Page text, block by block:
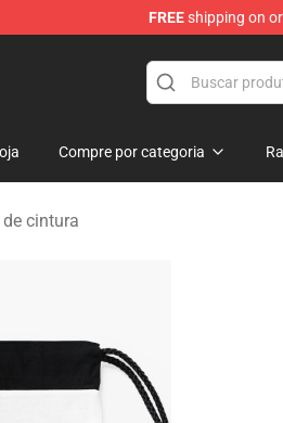
FREEshipping on
Store
Compre por categoria
cintura